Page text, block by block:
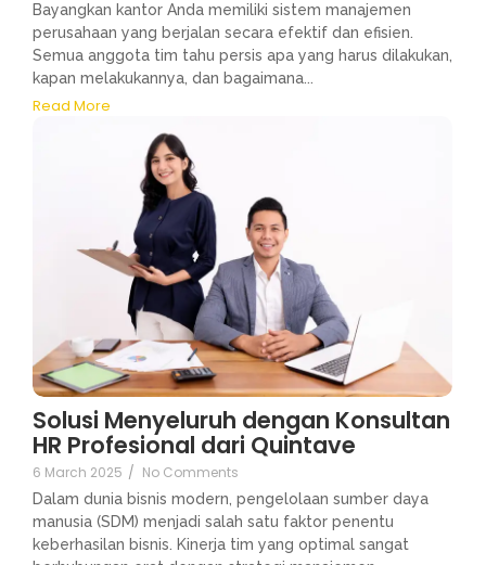
Bayangkan kantor Anda memiliki sistem manajemen
perusahaan yang berjalan secara efektif dan efisien.
Semua anggota tim tahu persis apa yang harus dilakukan,
kapan melakukannya, dan bagaimana...
Read More
Solusi Menyeluruh dengan Konsultan
HR Profesional dari Quintave
6 March 2025 / No Comments
Dalam dunia bisnis modern, pengelolaan sumber daya
manusia (SDM) menjadi salah satu faktor penentu
keberhasilan bisnis. Kinerja tim yang optimal sangat